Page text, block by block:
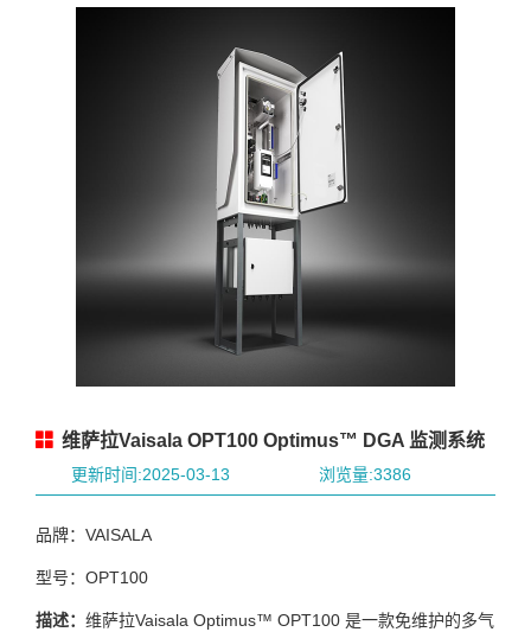
维萨拉Vaisala OPT100 Optimus™ DGA 监测系统
更新时间:2025-03-13 浏览量:3386
品牌：VAISALA
型号：OPT100
描述： 维萨拉Vaisala Optimus™ OPT100 是一款免维护的多气